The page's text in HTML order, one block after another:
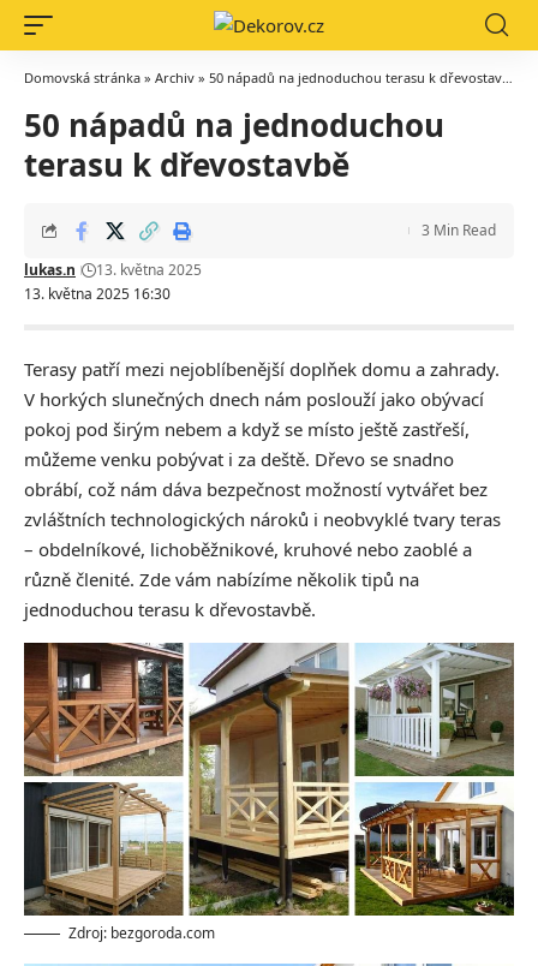
Domovská stránka » Archiv » 50 nápadů na jednoduchou terasu k dřevostavbě
50 nápadů na jednoduchou
terasu k dřevostavbě
13. května 2025 16:30
lukas.n 13. května 2025
3 Min Read
Terasy patří mezi nejoblíbenější doplňek domu a zahrady.
V horkých slunečných dnech nám poslouží jako obývací
pokoj pod širým nebem a když se místo ještě zastřeší,
můžeme venku pobývat i za deště. Dřevo se snadno
obrábí, což nám dáva bezpečnost možností vytvářet bez
zvláštních technologických nároků i neobvyklé tvary teras
– obdelníkové, lichoběžnikové, kruhové nebo zaoblé a
různě členité. Zde vám nabízíme několik tipů na
jednoduchou terasu k dřevostavbě.
Zdroj: bezgoroda.com